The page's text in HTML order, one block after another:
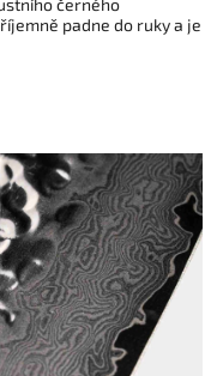
padne do ruky a je